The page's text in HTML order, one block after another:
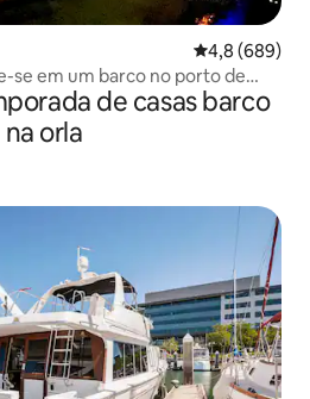
4,8 de uma
4,8 (689)
se em um barco no porto de
de casas barco
na orla